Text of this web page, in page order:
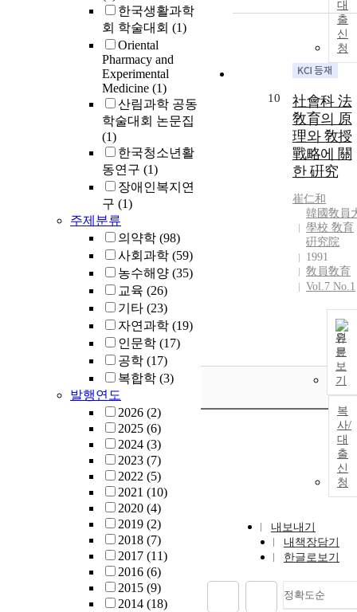
한국생활과학
회 학술대회 (1)
Oriental
Pharmacy and
Experimental
Medicine (1)
산림과학 공동
학술대회 논문집
(1)
한국청소년활
동연구 (1)
장애인복지연
구 (1)
주제분류
의약학 (98)
사회과학 (59)
농수해양 (35)
교육 (26)
기타 (23)
자연과학 (19)
인문학 (17)
공학 (17)
복합학 (3)
발행연도
2026 (2)
2025 (6)
2024 (3)
2023 (7)
2022 (5)
2021 (10)
2020 (4)
2019 (2)
2018 (7)
2017 (11)
2016 (6)
2015 (9)
2014 (18)
대
출
신
청
10
社會科 法
敎育의 原
理와 敎授
戰略에 關
한 硏究
崔仁和
韓國敎員
學校 敎育
硏究院
1991
敎員敎育
Vol.7 No.1
원
문
보
기
복
사/
대
출
신
청
내보내기
내책장담기
한글로보기
정확도순